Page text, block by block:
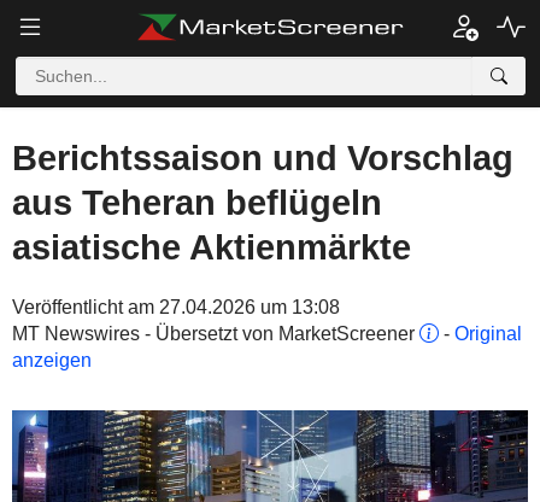
Berichtssaison und Vorschlag
aus Teheran beflügeln
asiatische Aktienmärkte
Veröffentlicht am 27.04.2026 um 13:08
MT Newswires - Übersetzt von MarketScreener
- Original
anzeigen